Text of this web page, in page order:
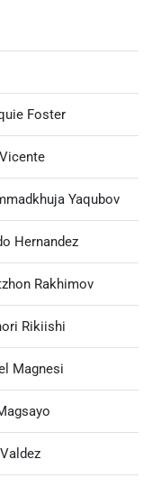
Foster
Yaqubov
Hernandez
Rakhimov
Rikiishi
Magnesi